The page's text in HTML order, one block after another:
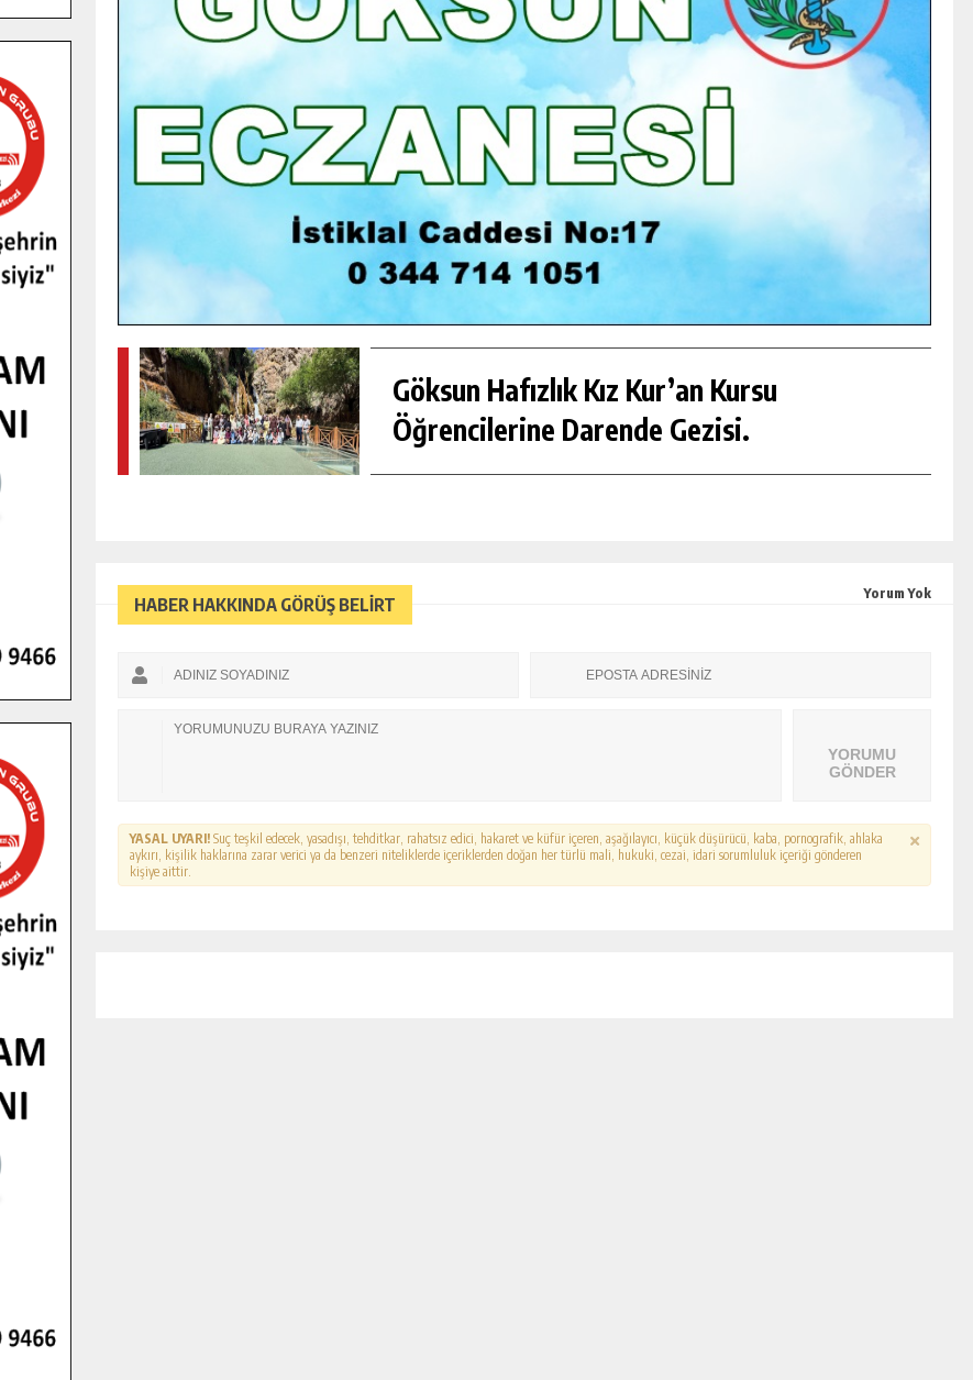
Göksun Hafızlık Kız Kur’an Kursu
Öğrencilerine Darende Gezisi.
HABER HAKKINDA GÖRÜŞ BELİRT
Yorum Yok
YORUMU
GÖNDER
YASAL UYARI! Suç teşkil edecek, yasadışı, tehditkar, rahatsız edici, hakaret ve küfür içeren, aşağılayıcı, küçük düşürücü, kaba, pornografik, ahlaka
aykırı, kişilik haklarına zarar verici ya da benzeri niteliklerde içeriklerden doğan her türlü mali, hukuki, cezai, idari sorumluluk içeriği gönderen
kişiye aittir.
GÜNLÜK HABER AKIŞI
GENÇLER PUSULA MARAŞ KAMPINDA
YENI MEDYA VE FOTOĞRAFÇILIĞI
GÜNLÜK HABER AKIŞI
GÖKSUN HAFIZLIK KIZ KUR’AN KURSU